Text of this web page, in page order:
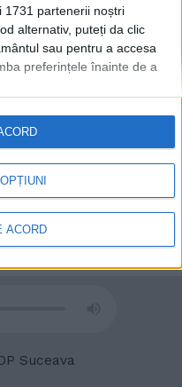
1731 partenerii noștri
alternativ, puteți da clic
sau pentru a accesa
preferințele înainte de a
revenind la acest site
din partea de jos a
ACORD
Suceava